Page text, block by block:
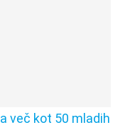
več kot 50 mladih